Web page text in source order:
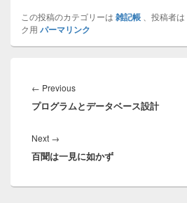
この投稿のカテゴリーは 雑記帳 、投稿者は
ク用 パーマリンク
稿
ナ
ゲ
ー
シ
← PreviousPrevious
post:
プログラムとデータベース設計
Next →
post:
百聞は一見に如かず